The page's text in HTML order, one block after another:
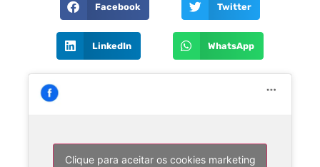
Facebook Twitter
LinkedIn WhatsApp
Clique para aceitar os cookies marketing